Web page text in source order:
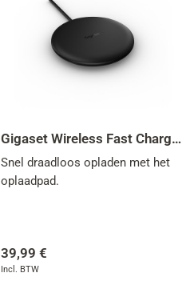
Gigaset Wireless Fast Charger 2.0
Snel draadloos opladen met het
oplaadpad.
39,99 €
Incl. BTW